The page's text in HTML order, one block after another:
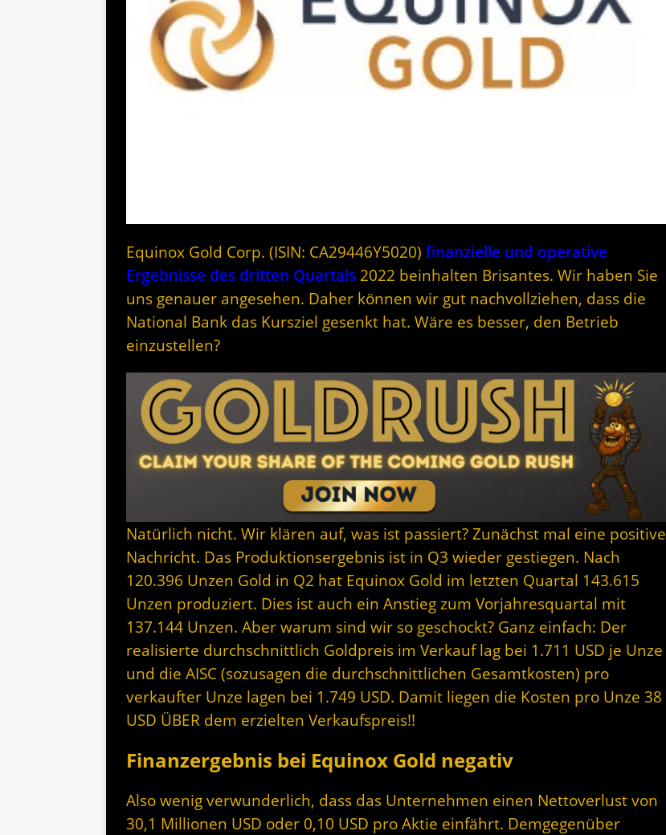
Equinox Gold Corp. (ISIN: CA29446Y5020) finanzielle und operative
Ergebnisse des dritten Quartals 2022 beinhalten Brisantes. Wir haben Sie
uns genauer angesehen. Daher können wir gut nachvollziehen, dass die
National Bank das Kursziel gesenkt hat. Wäre es besser, den Betrieb
einzustellen?
Natürlich nicht. Wir klären auf, was ist passiert? Zunächst mal eine positive
Nachricht. Das Produktionsergebnis ist in Q3 wieder gestiegen. Nach
120.396 Unzen Gold in Q2 hat Equinox Gold im letzten Quartal 143.615
Unzen produziert. Dies ist auch ein Anstieg zum Vorjahresquartal mit
137.144 Unzen. Aber warum sind wir so geschockt? Ganz einfach: Der
realisierte durchschnittlich Goldpreis im Verkauf lag bei 1.711 USD je Unze
und die AISC (sozusagen die durchschnittlichen Gesamtkosten) pro
verkaufter Unze lagen bei 1.749 USD. Damit liegen die Kosten pro Unze 38
USD ÜBER dem erzielten Verkaufspreis!!
Finanzergebnis bei Equinox Gold negativ
Also wenig verwunderlich, dass das Unternehmen einen Nettoverlust von
30,1 Millionen USD oder 0,10 USD pro Aktie einfährt. Demgegenüber